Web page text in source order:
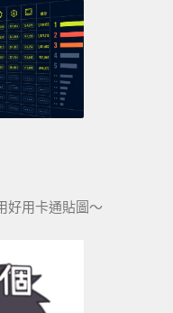
好用卡通貼圖～